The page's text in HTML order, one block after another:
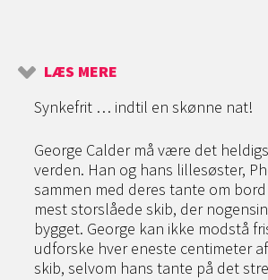
LÆS MERE
Synkefrit … indtil en skønne nat!
George Calder må være det
verden. Han og hans lillesøster,
sammen med deres tante om
mest storslåede skib, der
bygget. George kan ikke modstå
udforske hver eneste centimeter
skib, selvom hans tante på det